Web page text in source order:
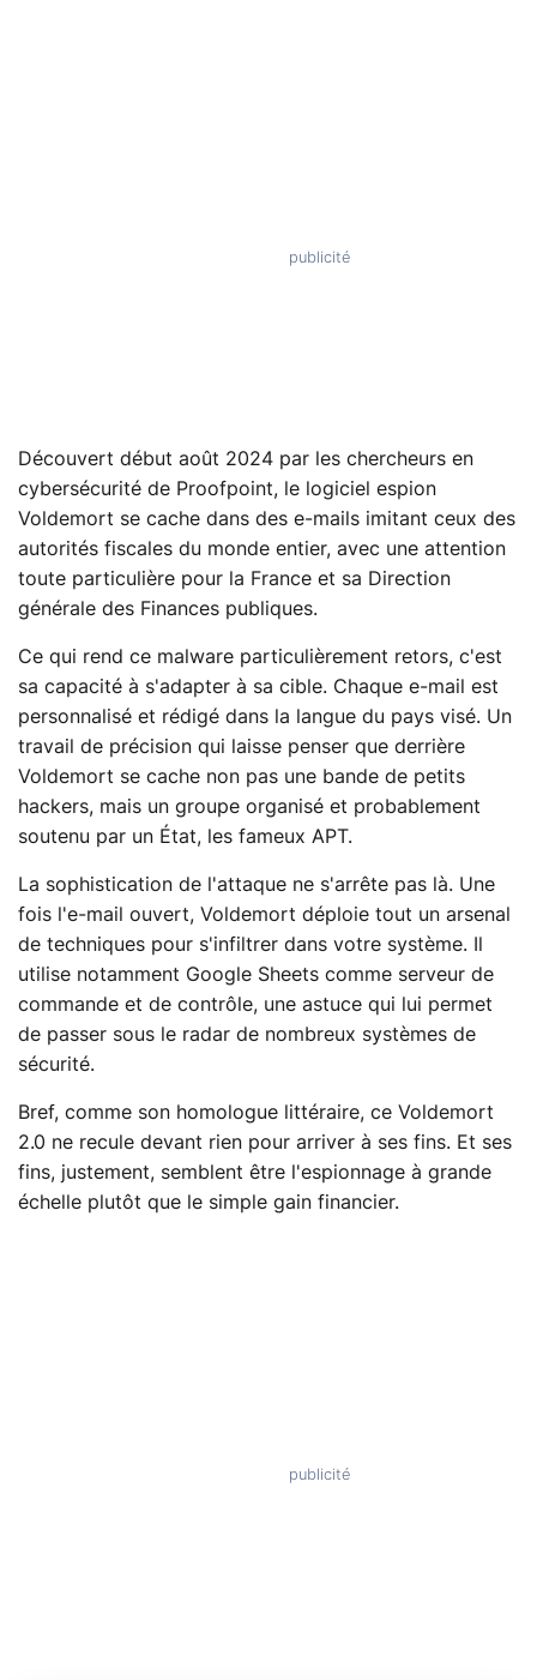
Découvert début août 2024 par les chercheurs en
cybersécurité de Proofpoint, le logiciel espion
Voldemort se cache dans des e-mails imitant ceux des
autorités fiscales du monde entier, avec une attention
toute particulière pour la France et sa Direction
générale des Finances publiques.
Ce qui rend ce malware particulièrement retors, c'est
sa capacité à s'adapter à sa cible. Chaque e-mail est
personnalisé et rédigé dans la langue du pays visé. Un
travail de précision qui laisse penser que derrière
Voldemort se cache non pas une bande de petits
hackers, mais un groupe organisé et probablement
soutenu par un État, les fameux APT.
La sophistication de l'attaque ne s'arrête pas là. Une
fois l'e-mail ouvert, Voldemort déploie tout un arsenal
de techniques pour s'infiltrer dans votre système. Il
utilise notamment Google Sheets comme serveur de
commande et de contrôle, une astuce qui lui permet
de passer sous le radar de nombreux systèmes de
sécurité.
Bref, comme son homologue littéraire, ce Voldemort
2.0 ne recule devant rien pour arriver à ses fins. Et ses
fins, justement, semblent être l'espionnage à grande
échelle plutôt que le simple gain financier.